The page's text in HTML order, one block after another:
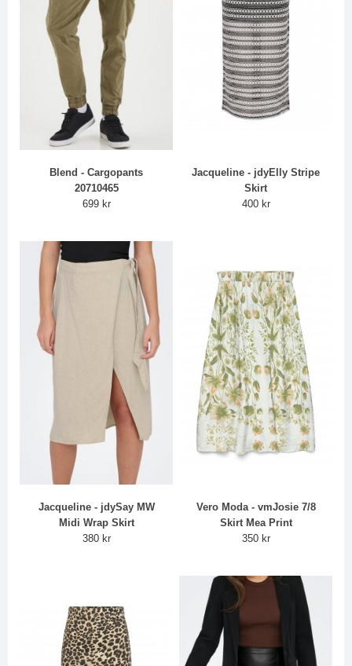
Blend - Cargopants
20710465
699 kr
Jacqueline - jdyElly Stripe
Skirt
400 kr
Jacqueline - jdySay MW
Midi Wrap Skirt
380 kr
Vero Moda - vmJosie 7/8
Skirt Mea Print
350 kr